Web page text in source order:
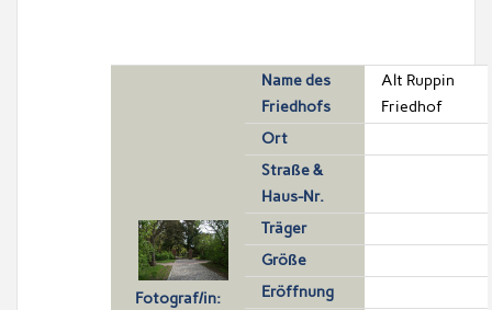
Fotograf/in:
Name des
Friedhofs
Alt Ruppin
Friedhof
Ort
Straße &
Haus-Nr.
Träger
Größe
Eröffnung